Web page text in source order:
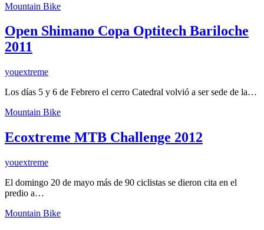
Mountain Bike
Open Shimano Copa Optitech Bariloche
2011
youextreme
Los días 5 y 6 de Febrero el cerro Catedral volvió a ser sede de la…
Mountain Bike
Ecoxtreme MTB Challenge 2012
youextreme
El domingo 20 de mayo más de 90 ciclistas se dieron cita en el
predio a…
Mountain Bike